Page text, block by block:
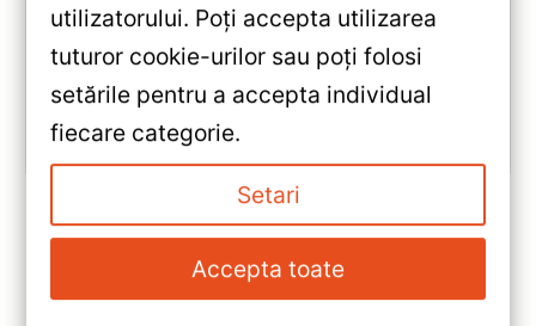
(2021-2023): 9.5” QLED, Android 10, Octa-core 2.0
GHz, 4+32GB, Bluetooth 5.1 și DSP. Evaluare
completă a performanței și conectivității.
Vezi review!
«Navigatie Auto Teyes CC3L
utilizatorului. Poți accepta utilizarea
tuturor cookie-urilor sau poți folosi
setările pentru a accepta individual
fiecare categorie.
Setari
Accepta toate